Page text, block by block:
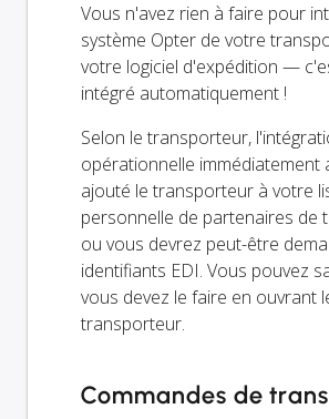
Vous n'avez rien à faire pour
système Opter de votre
votre logiciel d'expédition —
intégré automatiquement !
Selon le transporteur,
opérationnelle immédiatement
ajouté le transporteur à votre
personnelle de partenaires de
ou vous devrez peut-être
identifiants EDI. Vous pouvez
vous devez le faire en ouvrant
transporteur.
Commandes de